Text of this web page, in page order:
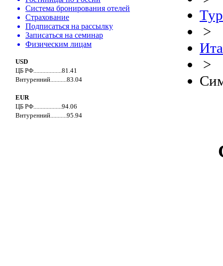
Система бронирования отелей
Страхование
Подписаться на рассылку
Записаться на семинар
Физическим лицам
USD
ЦБ РФ...................81.41
Внтуренний...........83.04
EUR
ЦБ РФ...................94.06
Внтуренний...........95.94
>
>